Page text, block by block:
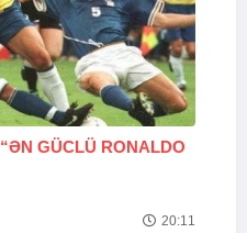
“ƏN GÜCLÜ RONALDO
20:11